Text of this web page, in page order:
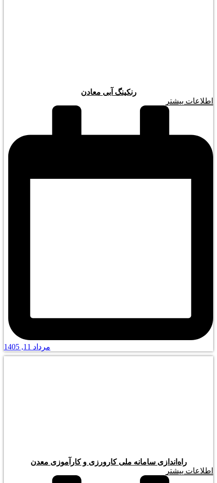
رنکینگ آبی معادن
اطلاعات بیشتر
مرداد 11, 1405
راه‌اندازی سامانه ملی کارورزی و کارآموزی معدن
اطلاعات بیشتر